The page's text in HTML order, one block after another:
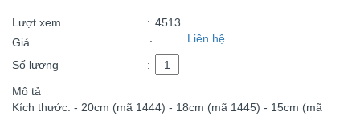
Lượt xem : 4513
Giá
: Liên hệ
Số lượng :
Mô tả
Kích thước: - 20cm (mã 1444) - 18cm (mã 1445) - 15cm (mã